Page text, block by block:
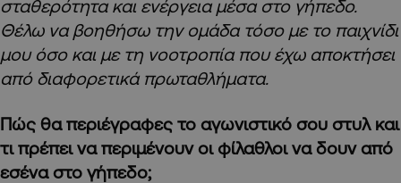
σταθερότητα και ενέργεια μέσα στο γήπεδο.
Θέλω να βοηθήσω την ομάδα τόσο με το παιχνίδι
μου όσο και με τη νοοτροπία που έχω αποκτήσει
από διαφορετικά πρωταθλήματα.
Πώς θα περιέγραφες το αγωνιστικό σου στυλ και
τι πρέπει να περιμένουν οι φίλαθλοι να δουν από
εσένα στο γήπεδο;